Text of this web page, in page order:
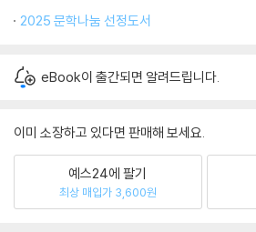
2025 문학나눔 선정도서
eBook이 출간되면 알려드립니다.
이미 소장하고 있다면 판매해 보세요.
예스24에 팔기
최상 매입가 3,600원